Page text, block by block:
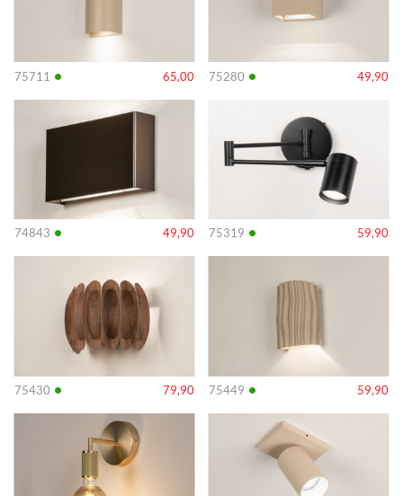
75711 • 65,00 75280 • 49,90
74843 • 49,90
Info
75319 • 59,90
75430 • 79,90
Info
75449 • 59,90
Info
Info Info